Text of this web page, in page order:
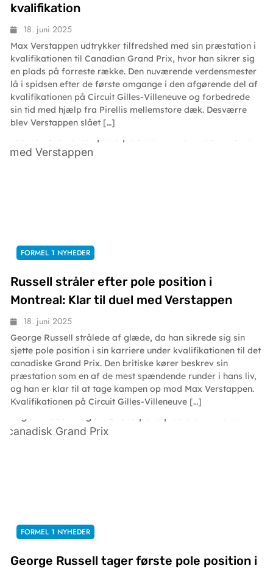
kvalifikation
18. juni 2025
Max Verstappen udtrykker tilfredshed med sin præstation i
kvalifikationen til Canadian Grand Prix, hvor han sikrer sig
en plads på forreste række. Den nuværende verdensmester
lå i spidsen efter de første omgange i den afgørende del af
kvalifikationen på Circuit Gilles-Villeneuve og forbedrede
sin tid med hjælp fra Pirellis mellemstore dæk. Desværre
blev Verstappen slået […]
FORMEL 1 NYHEDER
Russell stråler efter pole position i
Montreal: Klar til duel med Verstappen
18. juni 2025
George Russell strålede af glæde, da han sikrede sig sin
sjette pole position i sin karriere under kvalifikationen til det
canadiske Grand Prix. Den britiske kører beskrev sin
præstation som en af de mest spændende runder i hans liv,
og han er klar til at tage kampen op mod Max Verstappen.
Kvalifikationen på Circuit Gilles-Villeneuve […]
FORMEL 1 NYHEDER
George Russell tager første pole position i